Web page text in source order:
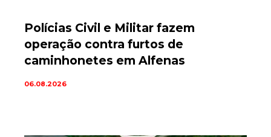
Polícias Civil e Militar fazem
operação contra furtos de
caminhonetes em Alfenas
06.08.2026